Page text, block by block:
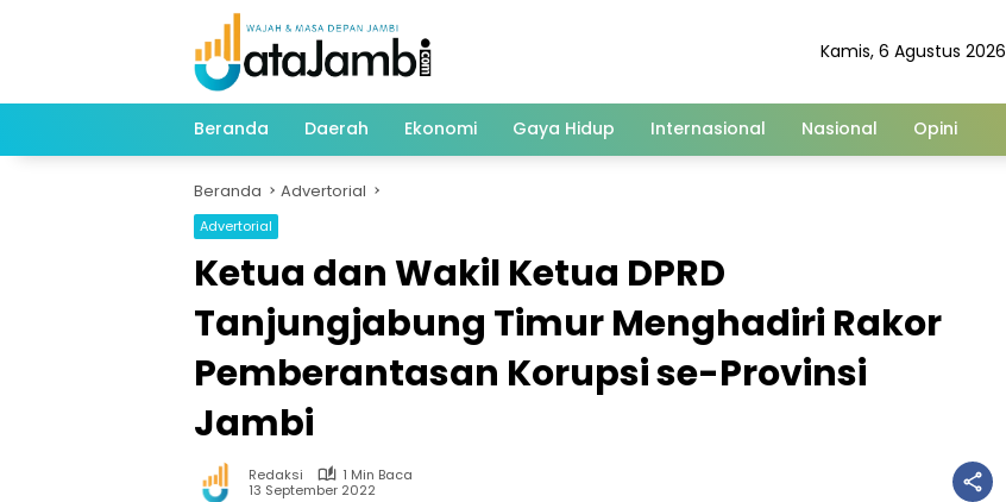
Kamis, 6 Agustus 2026
Beranda Daerah Ekonomi Gaya Hidup Internasional Nasional Opini
Beranda Advertorial
Advertorial
Ketua dan Wakil Ketua DPRD
Tanjungjabung Timur Menghadiri Rakor
Pemberantasan Korupsi se-Provinsi
Jambi
Redaksi
1 Min Baca
13 September 2022